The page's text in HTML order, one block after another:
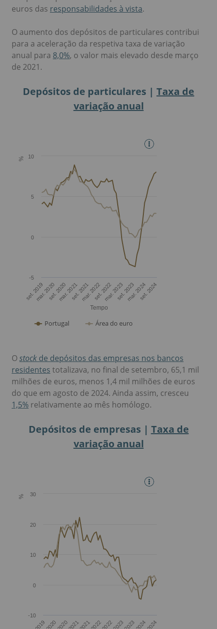
euros das responsabilidades à vista.
O aumento dos depósitos de particulares contribui
para a aceleração da respetiva taxa de variação
anual para 8,0%, o valor mais elevado desde março
de 2021.
Depósitos de particulares | Taxa de
variação anual
Ostock de depósitos das empresas nos bancos
residentes totalizava, no final de setembro, 65,1 mil
milhões de euros, menos 1,4 mil milhões de euros
do que em agosto de 2024. Ainda assim, cresceu
1,5% relativamente ao mês homólogo.
Depósitos de empresas | Taxa de
variação anual